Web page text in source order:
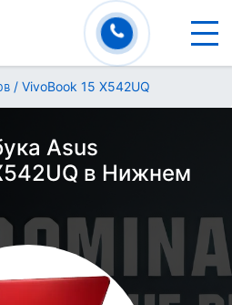
/ VivoBook 15 X542UQ
Asus
в Нижнем